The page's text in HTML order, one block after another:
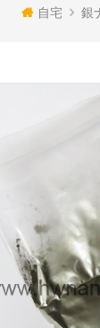
自宅 銀